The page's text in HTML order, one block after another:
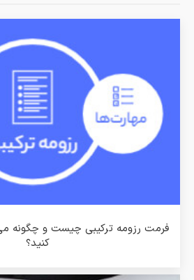
فرمت رزومه ترکیبی چیست و چگونه می
کنید؟